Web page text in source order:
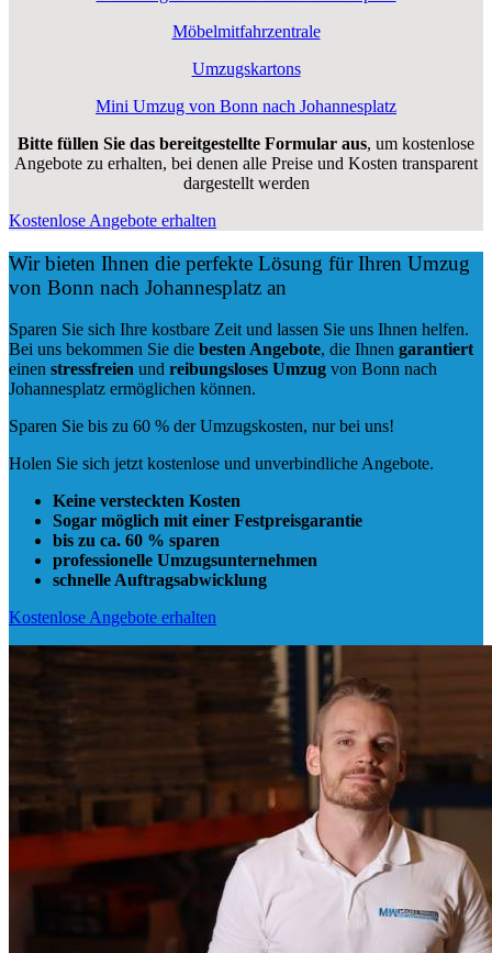
Möbelmitfahrzentrale
Umzugskartons
Mini Umzug von Bonn nach Johannesplatz
Bitte füllen Sie das bereitgestellte Formular aus, um kostenlose
Angebote zu erhalten, bei denen alle Preise und Kosten transparent
dargestellt werden
Kostenlose Angebote erhalten
Wir bieten Ihnen die perfekte Lösung für Ihren Umzug
von Bonn nach Johannesplatz an
Sparen Sie sich Ihre kostbare Zeit und lassen Sie uns Ihnen helfen.
Bei uns bekommen Sie die besten Angebote, die Ihnen garantiert
einen stressfreien und reibungsloses Umzug von Bonn nach
Johannesplatz ermöglichen können.
Sparen Sie bis zu 60 % der Umzugskosten, nur bei uns!
Holen Sie sich jetzt kostenlose und unverbindliche Angebote.
Keine versteckten Kosten
Sogar möglich mit einer Festpreisgarantie
bis zu ca. 60 % sparen
professionelle Umzugsunternehmen
schnelle Auftragsabwicklung
Kostenlose Angebote erhalten